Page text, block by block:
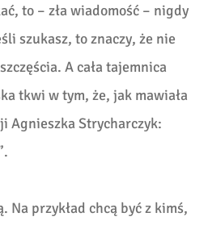
to – zła wiadomość – nigdy
szukasz, to znaczy, że nie
A cała tajemnica
tkwi w tym, że, jak mawiała
Agnieszka Strycharczyk:
Na przykład chcą być z kimś,